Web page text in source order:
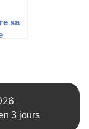
sa
3 jours